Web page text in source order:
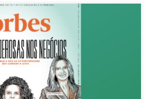
China, é licenciada em Engenharia de
da UMinho e consta na lista agora
mais poderosas nos negócios”, em 9º lugar!
aqui.